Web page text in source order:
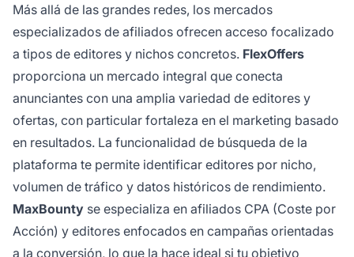
Más allá de las grandes redes, los mercados
especializados de afiliados ofrecen acceso focalizado
a tipos de editores y nichos concretos. FlexOffers
proporciona un mercado integral que conecta
anunciantes con una amplia variedad de editores y
ofertas, con particular fortaleza en el marketing basado
en resultados. La funcionalidad de búsqueda de la
plataforma te permite identificar editores por nicho,
volumen de tráfico y datos históricos de rendimiento.
MaxBounty se especializa en afiliados CPA (Coste por
Acción) y editores enfocados en campañas orientadas
a la conversión, lo que la hace ideal si tu objetivo